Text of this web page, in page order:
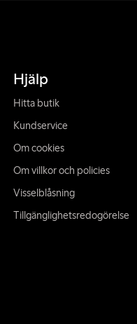
Hjälp
Hitta butik
Kundservice
Om cookies
Om villkor och policies
Visselblåsning
Tillgänglighetsredogörelse